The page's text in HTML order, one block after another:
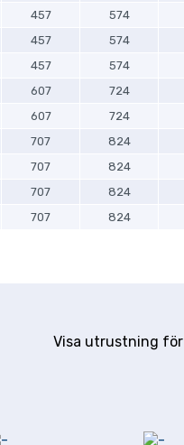
457 574
457 574
457 574
607 724
607 724
707 824
707 824
707 824
707 824
Visa utrustning för